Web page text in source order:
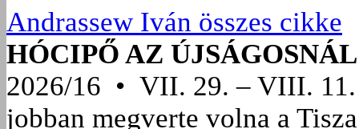
Andrassew Iván összes cikke
HÓCIPŐ AZ ÚJSÁGOSNÁL
2026/16 • VII. 29. – VIII. 11.
jobban megverte volna a